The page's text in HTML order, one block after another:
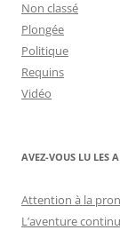
Non classé
Plongée
Politique
Requins
Vidéo
AVEZ-VOUS LU LES
Attention à la
L’aventure